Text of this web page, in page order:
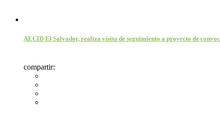
AECID El Salvador, realiza visita de seguimiento a proyecto de
compartir: